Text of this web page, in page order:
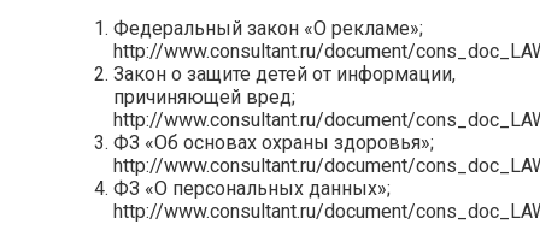
Федеральный закон «О рекламе»;
http://www.consultant.ru/document/
Закон о защите детей от информации,
причиняющей вред;
http://www.consultant.ru/document/
ФЗ «Об основах охраны здоровья»;
http://www.consultant.ru/document/
ФЗ «О персональных данных»;
http://www.consultant.ru/document/